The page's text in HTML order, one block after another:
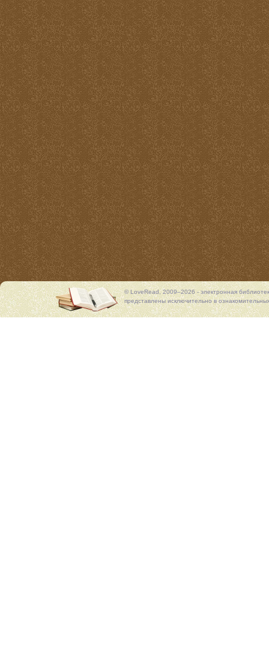
© LoveRead, 2009–2026 - электронная
представлены исключительно в